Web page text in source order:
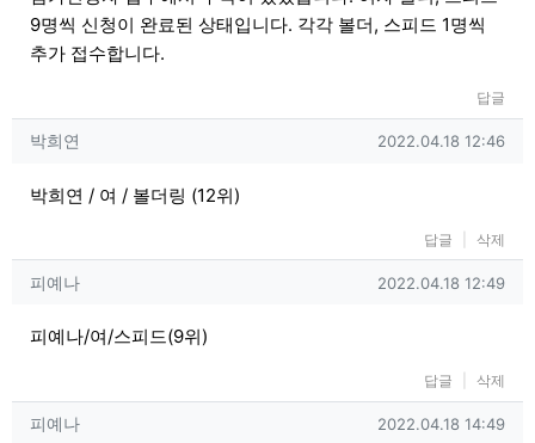
9명씩 신청이 완료된 상태입니다. 각각 볼더, 스피드 1명씩
추가 접수합니다.
답글
박희연님의 댓글
박희연 작성일
2022.04.18 12:46
박희연 / 여 / 볼더링 (12위)
답글 삭제
피예나님의 댓글
피예나 작성일
2022.04.18 12:49
피예나/여/스피드(9위)
답글 삭제
피예나님의 댓글
피예나 작성일
2022.04.18 14:49